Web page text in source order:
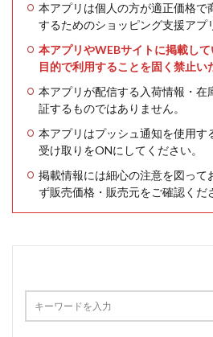
本アプリは個人の方が適正価格で
するためのショッピング支援アプ
本アプリやWEBサイトに掲載し
目的で利用することを固く禁止い
本アプリが配信する入荷情報・在
証するものではありません。
本アプリはプッシュ通知を使用す
受け取りをONにしてください。
掲載情報には細心の注意を図って
ず販売価格・販売元をご確認くだ